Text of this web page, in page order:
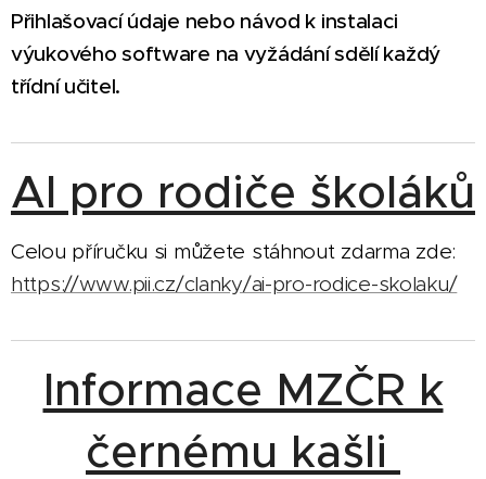
Přihlašovací údaje nebo návod k instalaci
výukového software na vyžádání sdělí každý
třídní učitel.
AI pro rodiče školáků
Celou příručku si můžete stáhnout zdarma zde:
https://www.pii.cz/clanky/ai-pro-rodice-skolaku/
Informace MZČR k
černému kašli